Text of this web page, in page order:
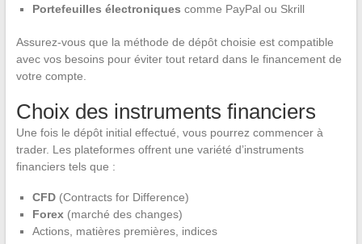
Portefeuilles électroniques comme PayPal ou Skrill
Assurez-vous que la méthode de dépôt choisie est compatible
avec vos besoins pour éviter tout retard dans le financement de
votre compte.
Choix des instruments financiers
Une fois le dépôt initial effectué, vous pourrez commencer à
trader. Les plateformes offrent une variété d’instruments
financiers tels que :
CFD(Contracts for Difference)
Forex(marché des changes)
Actions, matières premières, indices